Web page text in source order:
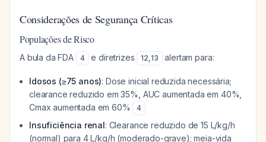
Considerações de Segurança Críticas
Populações de Risco
A bula da FDA 4 e diretrizes 12,13 alertam para:
Idosos (≥75 anos): Dose inicial reduzida necessária;
clearance reduzido em 35%, AUC aumentada em 40%,
Cmax aumentada em 60%
4
Insuficiência renal: Clearance reduzido de 15 L/kg/h
(normal) para 4 L/kg/h (moderado-grave); meia-vida